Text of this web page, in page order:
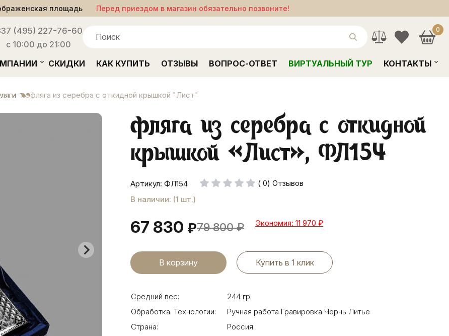
площадь Перед приездом в магазин обязательно позвоните!
7 (495) 227-76-60
с 10:00 до 21:00
0
СКИДКИ КАК КУПИТЬ ОТЗЫВЫ ВОПРОС-ОТВЕТ ВИРТУАЛЬНЫЙ ТУР КОНТАКТЫ
фляга из серебра с откидной крышкой "Лист"
фляга из серебра с откидной
крышкой «Лист», ФЛ154
Артикул: ФЛ154
( 0) Отзывов
В наличии: (1 шт.)
67 830 ₽79 800 ₽ Экономия: 11 970 ₽
Купить в 1 клик
Средний вес:
244 гр.
Обработка. Технологии:
Ручная работа Гравировка Чернь Литье
Страна:
Россия